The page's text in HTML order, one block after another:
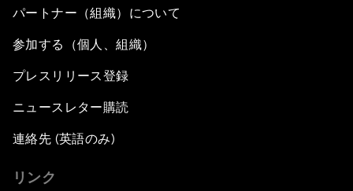
パートナー（組織）について
参加する（個人、組織）
プレスリリース登録
ニュースレター購読
連絡先 (英語のみ)
リンク